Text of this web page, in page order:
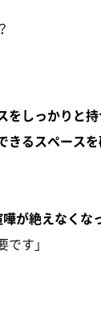
をしっかりと
きるスペース
が絶えなくな
す」